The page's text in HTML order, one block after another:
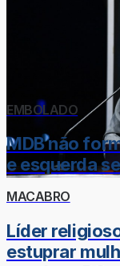
EMBOLADO
MDB não
e esquerda
MACABRO
Líder
estuprar